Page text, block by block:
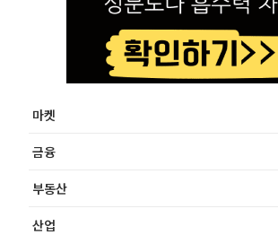
마켓
금융
부동산
산업